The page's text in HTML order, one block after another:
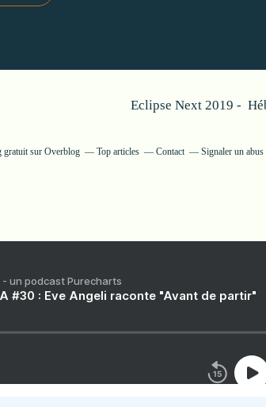
Eclipse Next 2019 -
gratuit sur Overblog Top articles Contact Signaler un abus
- un podcast Purecharts
A #30 : Eve Angeli raconte "Avant de partir"